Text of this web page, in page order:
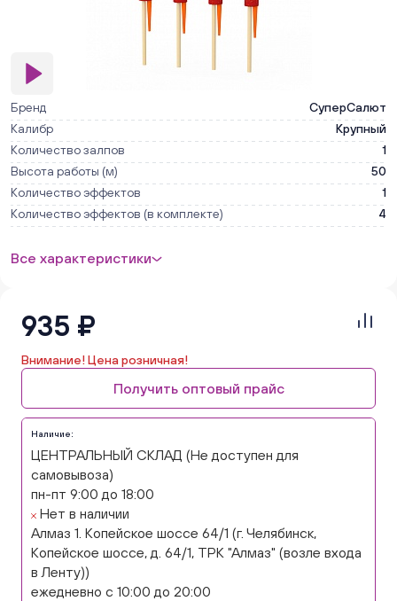
Бренд
СуперСалют
Калибр
Крупный
Количество залпов
1
Высота работы (м)
50
Количество эффектов
1
Количество эффектов (в комплекте)
4
Все характеристики
935 ₽
Внимание! Цена розничная!
Получить оптовый прайс
Наличие:
ЦЕНТРАЛЬНЫЙ СКЛАД (Не доступен для
самовывоза)
пн-пт 9:00 до 18:00
Нет в наличии
Алмаз 1. Копейское шоссе 64/1 (г. Челябинск,
Копейское шоссе, д. 64/1, ТРК "Алмаз" (возле входа
в Ленту))
ежедневно с 10:00 до 20:00